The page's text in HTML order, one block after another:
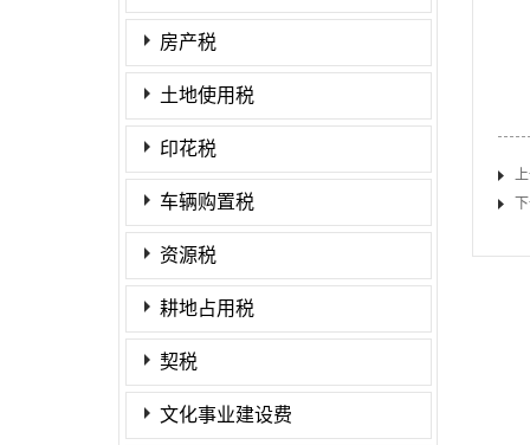
房产税
土地使用税
印花税
车辆购置税
资源税
耕地占用税
契税
文化事业建设费